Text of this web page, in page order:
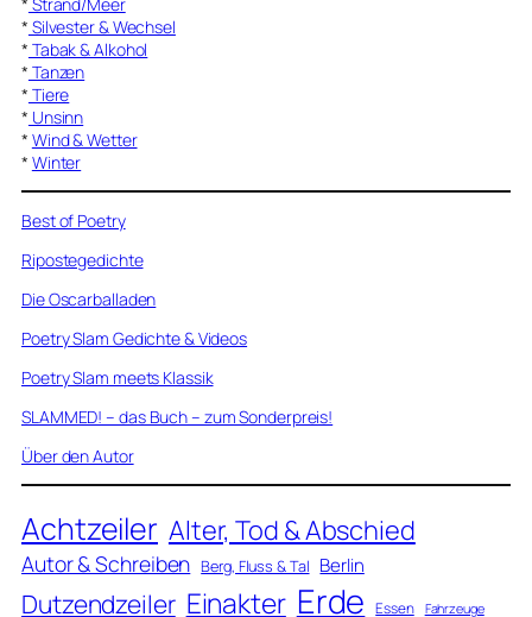
* Silvester & Wechsel
* Tabak & Alkohol
* Tanzen
* Tiere
* Unsinn
* Wind & Wetter
* Winter
Best of Poetry
Ripostegedichte
Die Oscarballaden
Poetry Slam Gedichte & Videos
Poetry Slam meets Klassik
SLAMMED! – das Buch – zum Sonderpreis!
Über den Autor
Achtzeiler Alter, Tod & Abschied
Autor & Schreiben Berg, Fluss & Tal Berlin
Dutzendzeiler Einakter Erde Essen Fahrzeuge